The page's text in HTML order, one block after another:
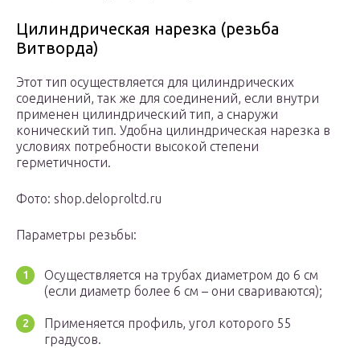
Цилиндрическая нарезка (резьба
Витворда)
Этот тип осуществляется для цилиндрических
соединений, так же для соединений, если внутри
применен цилиндрический тип, а снаружи
конический тип. Удобна цилиндрическая нарезка в
условиях потребности высокой степени
герметичности.
Фото: shop.deloproltd.ru
Параметры резьбы:
Осуществляется на трубах диаметром до 6 см
(если диаметр более 6 см – они свариваются);
Применяется профиль, угол которого 55
градусов.